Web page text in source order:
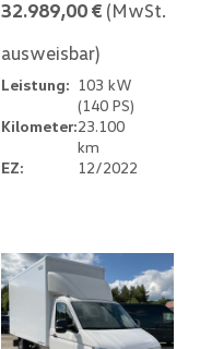
32.989,00 € (MwSt.
ausweisbar)
Leistung: 103 kW
(140 PS)
Kilometer:23.100
km
EZ:
12/2022